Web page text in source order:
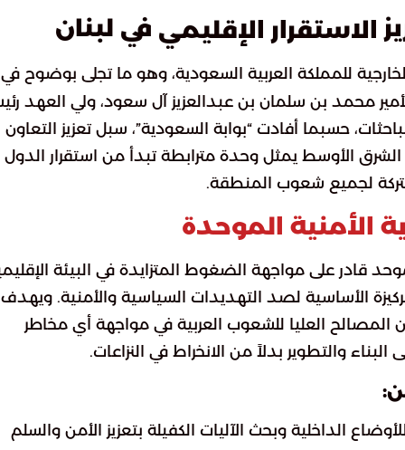
الاستقرار الإقليمي في لبنان
للمملكة العربية السعودية، وهو ما تجلى بوضوح في
محمد بن سلمان بن عبدالعزيز آل سعود، ولي العهد
حسبما أفادت “بوابة السعودية”، سبل تعزيز التعاون
الأوسط يمثل وحدة مترابطة تبدأ من استقرار الدول
لجميع شعوب المنطقة.
الأمنية الموحدة
على مواجهة الضغوط المتزايدة في البيئة
الأساسية لصد التهديدات السياسية والأمنية. ويهدف
العليا للشعوب العربية في مواجهة أي مخاطر
والتطوير بدلاً من الانخراط في النزاعات.
الداخلية وبحث الآليات الكفيلة بتعزيز الأمن والسلم